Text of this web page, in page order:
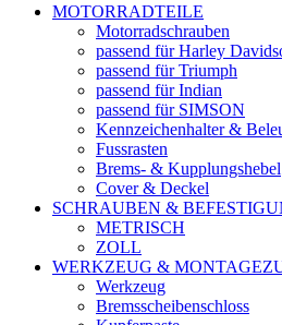
MOTORRADTEILE
Motorradschrauben
passend für Harley
passend für Triumph
passend für Indian
passend für SIMSON
Kennzeichenhalter &
Fussrasten
Brems- & Kupplungshebel
Cover & Deckel
SCHRAUBEN &
METRISCH
ZOLL
WERKZEUG &
Werkzeug
Bremsscheibenschloss